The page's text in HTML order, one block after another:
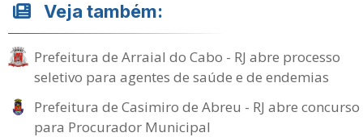
Veja também:
Prefeitura de Arraial do Cabo - RJ abre processo
seletivo para agentes de saúde e de endemias
Prefeitura de Casimiro de Abreu - RJ abre concurso
para Procurador Municipal